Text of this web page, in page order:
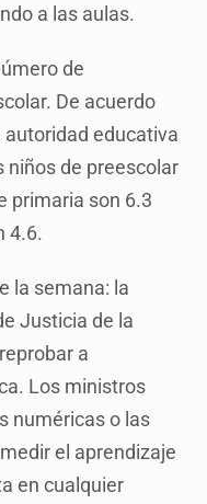
a las aulas.
de
De acuerdo
educativa
niños de preescolar
primaria son 6.3
4.6.
la semana: la
Justicia de la
a
Los ministros
numéricas o las
el aprendizaje
en cualquier